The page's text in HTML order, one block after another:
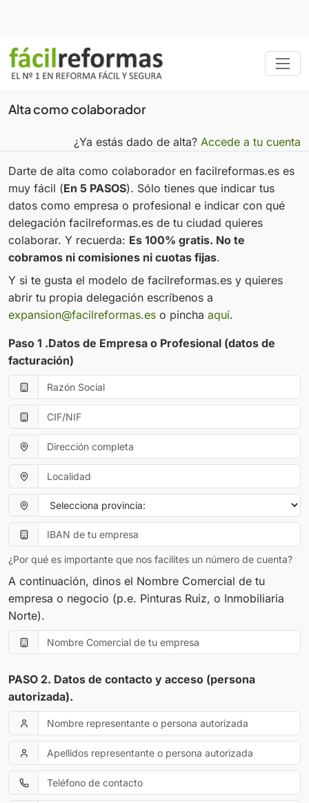
Alta como colaborador
¿Ya estás dado de alta? Accede a tu cuenta
Darte de alta como colaborador en facilreformas.es es
muy fácil (En 5 PASOS). Sólo tienes que indicar tus
datos como empresa o profesional e indicar con qué
delegación facilreformas.es de tu ciudad quieres
colaborar. Y recuerda: Es 100% gratis. No te
cobramos ni comisiones ni cuotas fijas.
Y si te gusta el modelo de facilreformas.es y quieres
abrir tu propia delegación escríbenos a
expansion@facilreformas.es o pincha aquí.
Paso 1 .Datos de Empresa o Profesional (datos de
facturación)
¿Por qué es importante que nos facilites un número de cuenta?
A continuación, dinos el Nombre Comercial de tu
empresa o negocio (p.e. Pinturas Ruiz, o Inmobiliaria
Norte).
PASO 2. Datos de contacto y acceso (persona
autorizada).